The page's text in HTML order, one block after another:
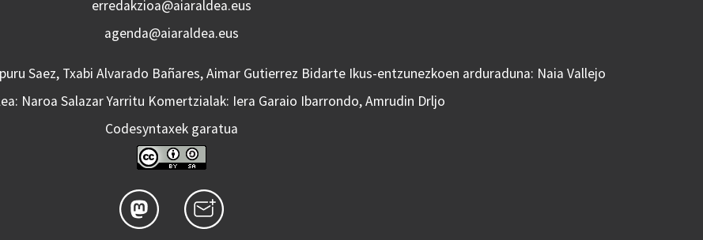
erredakzioa@aiaraldea.eus
agenda@aiaraldea.eus
Saez, Txabi Alvarado Bañares, Aimar Gutierrez Bidarte Ikus-entzunezkoen arduraduna: Naia Vallejo
Naroa Salazar Yarritu Komertzialak: Iera Garaio Ibarrondo, Amrudin Drljo
Codesyntaxek garatua